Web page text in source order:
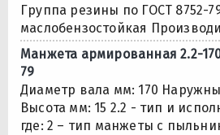
Группа резины по ГОСТ 8752-
маслобензостойкая
Манжета армированная 2.2-
79
Диаметр вала мм: 170
Высота мм: 15 2.2 - тип и
где: 2 – тип манжеты с